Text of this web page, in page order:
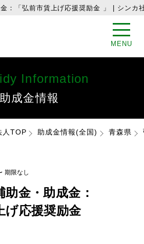
金：「弘前市賃上げ応援奨励金 」 | シンカ
MENU
Information
助成金情報
人TOP 助成金情報(全国) 青森県
期限なし
助金・助成金：
げ応援奨励金